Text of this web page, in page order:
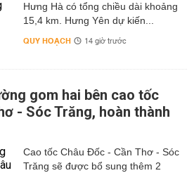
Hưng Hà có tổng chiều dài khoảng
15,4 km. Hưng Yên dự kiến...
QUY HOẠCH 14 giờ trước
gom hai bên cao tốc
- Sóc Trăng, hoàn thành
Cao tốc Châu Đốc - Cần Thơ - Sóc
Trăng sẽ được bổ sung thêm 2